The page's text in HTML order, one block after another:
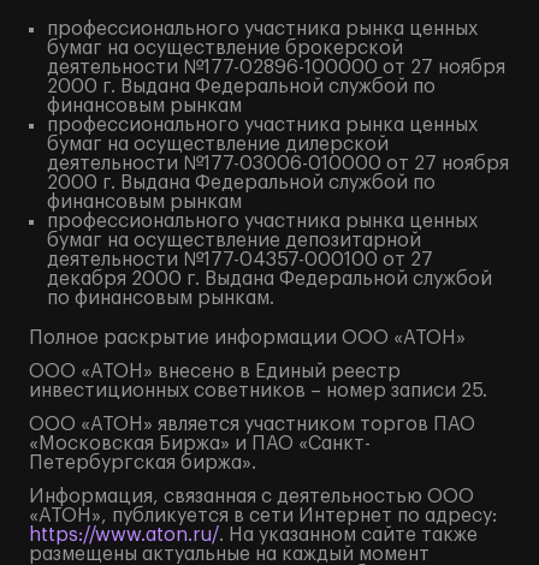
профессионального участника рынка ценных
бумаг на осуществление брокерской
деятельности №177-02896-100000 от 27 ноября
2000 г. Выдана Федеральной службой по
финансовым рынкам
профессионального участника рынка ценных
бумаг на осуществление дилерской
деятельности №177-03006-010000 от 27 ноября
2000 г. Выдана Федеральной службой по
финансовым рынкам
профессионального участника рынка ценных
бумаг на осуществление депозитарной
деятельности №177-04357-000100 от 27
декабря 2000 г. Выдана Федеральной службой
по финансовым рынкам.
Полное раскрытие информации ООО «АТОН»
ООО «АТОН» внесено в Единый реестр
инвестиционных советников – номер записи 25.
ООО «АТОН» является участником торгов ПАО
«Московская Биржа» и ПАО «Санкт-
Петербургская биржа».
Информация, связанная с деятельностью ООО
«АТОН», публикуется в сети Интернет по адресу:
https://www.aton.ru/. На указанном сайте также
размещены актуальные на каждый момент